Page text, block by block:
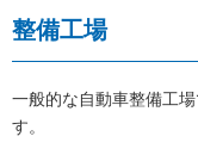
整備工場
一般的な自動車整備工
す。